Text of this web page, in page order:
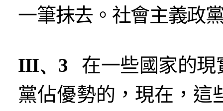
一筆抹去。社會主義政
III、3
在一些國家的
黨佔優勢的，現在，這